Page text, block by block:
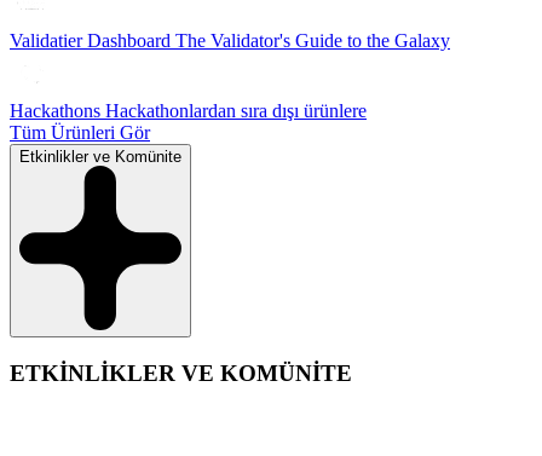
Validatier Dashboard The Validator's Guide to the Galaxy
Hackathons Hackathonlardan sıra dışı ürünlere
Tüm Ürünleri Gör
Etkinlikler ve Komünite
ETKİNLİKLER VE KOMÜNİTE